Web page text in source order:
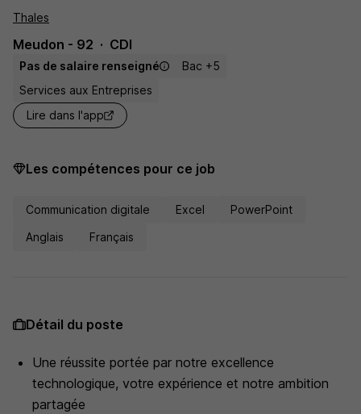
Thales
Meudon - 92 CDI
Pas de salaire renseigné
Bac +5
Services aux Entreprises
Lire dans l'app
Les compétences pour ce job
Communication digitale Excel
PowerPoint
Anglais
Français
Détail du poste
Une réussite portée par notre excellence
technologique, votre expérience et notre ambition
partagée